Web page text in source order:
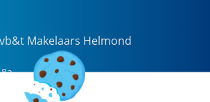
vb&t Makelaars Helmond
a